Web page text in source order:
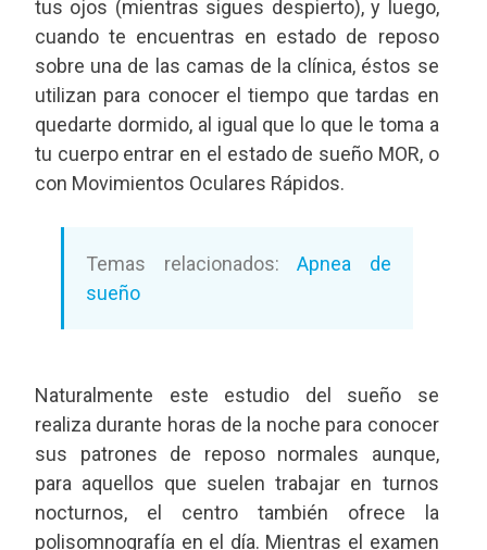
tus ojos (mientras sigues despierto), y luego,
cuando te encuentras en estado de reposo
sobre una de las camas de la clínica, éstos se
utilizan para conocer el tiempo que tardas en
quedarte dormido, al igual que lo que le toma a
tu cuerpo entrar en el estado de sueño MOR, o
con Movimientos Oculares Rápidos.
Temas relacionados:Apnea de
sueño
Naturalmente este estudio del sueño se
realiza durante horas de la noche para conocer
sus patrones de reposo normales aunque,
para aquellos que suelen trabajar en turnos
nocturnos, el centro también ofrece la
polisomnografía en el día. Mientras el examen